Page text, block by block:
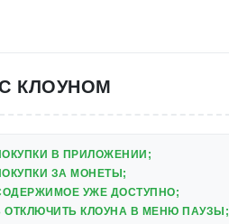
С КЛОУНОМ
В ПРИЛОЖЕНИИ;
ЗА МОНЕТЫ;
УЖЕ ДОСТУПНО;
КЛОУНА В МЕНЮ ПАУЗЫ;